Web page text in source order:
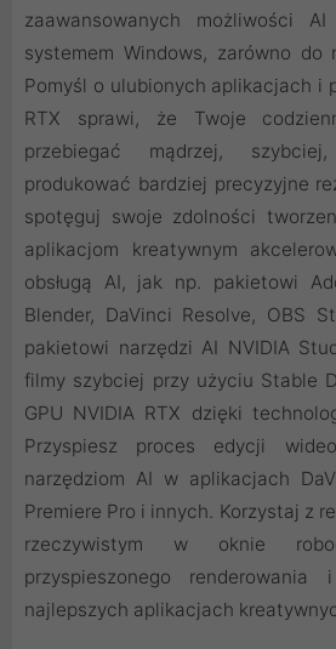
zaawansowanych możliwości
systemem Windows, zarówno do
Pomyśl o ulubionych aplikacjach i
RTX sprawi, że Twoje
przebiegać mądrzej,
produkować bardziej precyzyjne
spotęguj swoje zdolności
aplikacjom kreatywnym
obsługą AI, jak np. pakietowi
Blender, DaVinci Resolve, OBS
pakietowi narzędzi AI NVIDIA
filmy szybciej przy użyciu Stable
GPU NVIDIA RTX dzięki
Przyspiesz proces edycji
narzędziom AI w aplikacjach
Premiere Pro i innych. Korzystaj z
rzeczywistym w oknie
przyspieszonego
najlepszych aplikacjach